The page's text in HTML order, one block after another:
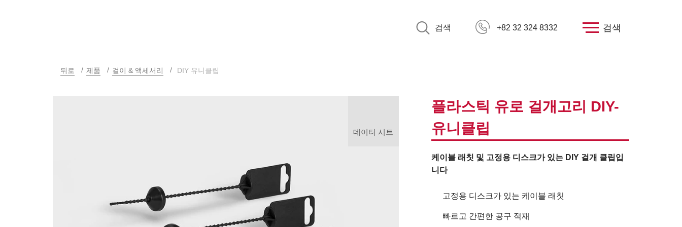
검색 +82 32 324 8332 검색
뒤로 제품 걸이 & 액세서리 DIY 유니클립
데이터 시트
플라스틱 유로 걸개고리 DIY-
유니클립
케이블 래칫 및 고정용 디스크가 있는 DIY 걸개 클립입
니다
고정용 디스크가 있는 케이블 래칫
빠르고 간편한 공구 적재